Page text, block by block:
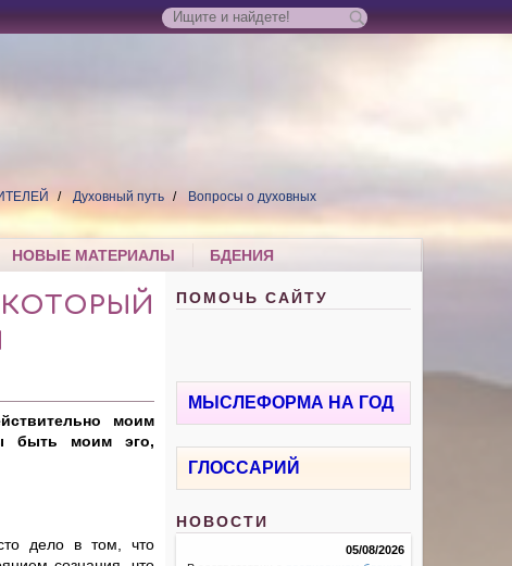
Духовный путь
Вопросы о духовных
НОВЫЕ МАТЕРИАЛЫ БДЕНИЯ
КОТОРЫЙ
моим
быть моим эго,
дело в том, что
ПОМОЧЬ САЙТУ
МЫСЛЕФОРМА НА ГОД
ГЛОССАРИЙ
НОВОСТИ
05/08/2026